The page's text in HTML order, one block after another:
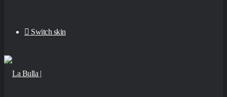
Switch skin